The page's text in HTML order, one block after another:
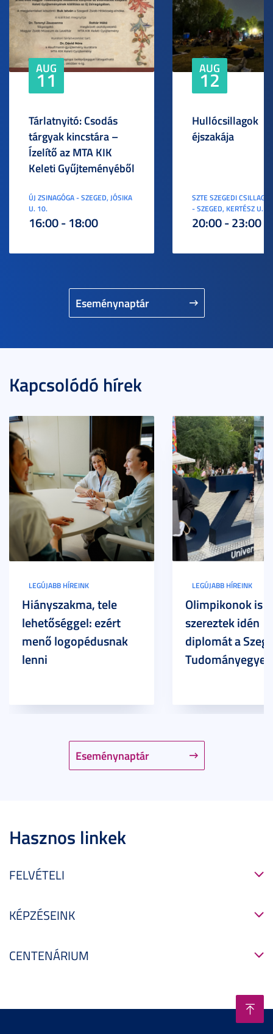
Eseménynaptár
AUG
11
Tárlatnyitó: Csodás
tárgyak kincstára –
Ízelítő az MTA KIK
Keleti Gyűjteményéből
ÚJ ZSINAGÓGA - SZEGED, JÓSIKA
U. 10.
16:00 - 18:00
AUG
12
Hullócsillagok
éjszakája
SZTE SZEGEDI
- SZEGED, KERTÉSZ U. 3.
20:00 - 23:00
Kapcsolódó hírek
Eseménynaptár
LEGÚJABB HÍREINK
Hiányszakma, tele
lehetőséggel: ezért
menő logopédusnak
lenni
LEGÚJABB HÍREINK
Olimpikonok is
szereztek idén
diplomát a
Hasznos linkek
FELVÉTELI
KÉPZÉSEINK
CENTENÁRIUM